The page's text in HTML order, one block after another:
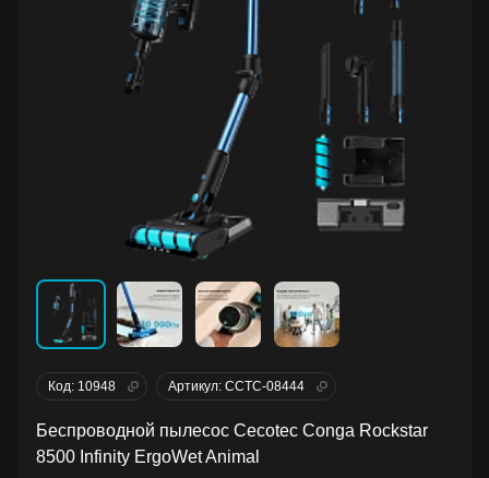
Код: 10948 Артикул: CCTC-08444
Беспроводной пылесос Cecotec Conga Rockstar
8500 Infinity ErgoWet Animal